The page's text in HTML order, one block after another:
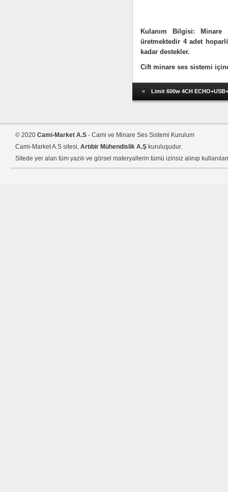
Kulanım Bilgisi:
üretmektedir 4 adet
kadar destekler.
Cift minare ses sistemi
« Limit 600w 4CH
© 2020 Cami-Market A.S - Cami ve Minare Ses Sistemi Kurulum
Cami-Market A.S sitesi, Artıbir Mühendislik A.Ş kuruluşudur.
Sitede yer alan tüm yazılı ve görsel materyallerin tümü izinsiz alınıp